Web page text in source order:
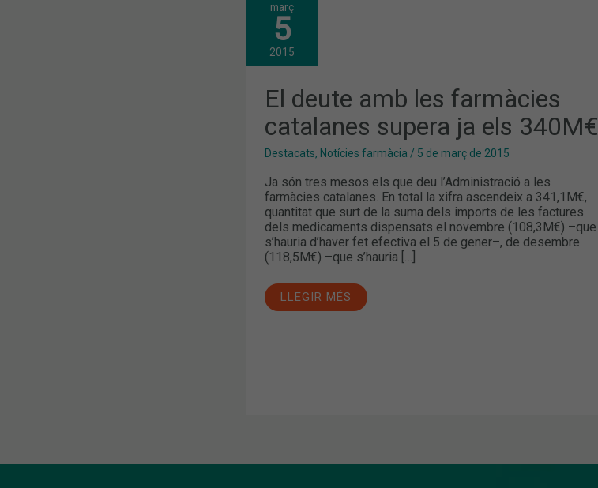
març
5
2015
El deute amb les farmàcies
catalanes supera ja els 340M€
Destacats, Notícies farmàcia / 5 de març de 2015
Ja són tres mesos els que deu l’Administració a les
farmàcies catalanes. En total la xifra ascendeix a 341,1M€,
quantitat que surt de la suma dels imports de les factures
dels medicaments dispensats el novembre (108,3M€) –que
s’hauria d’haver fet efectiva el 5 de gener–, de desembre
(118,5M€) –que s’hauria […]
EL
DEUTE
AMB
LES
FARMÀCIES
SUPERA
JA
ELS
340M€
LLEGIR MÉS